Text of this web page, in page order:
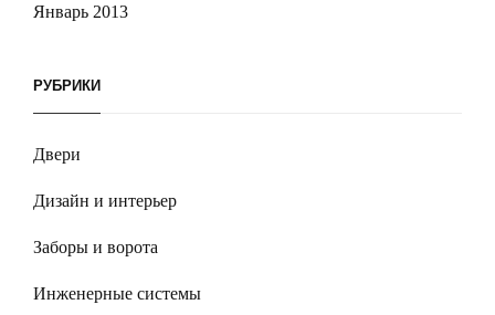
Январь 2013
РУБРИКИ
Двери
Дизайн и интерьер
Заборы и ворота
Инженерные системы